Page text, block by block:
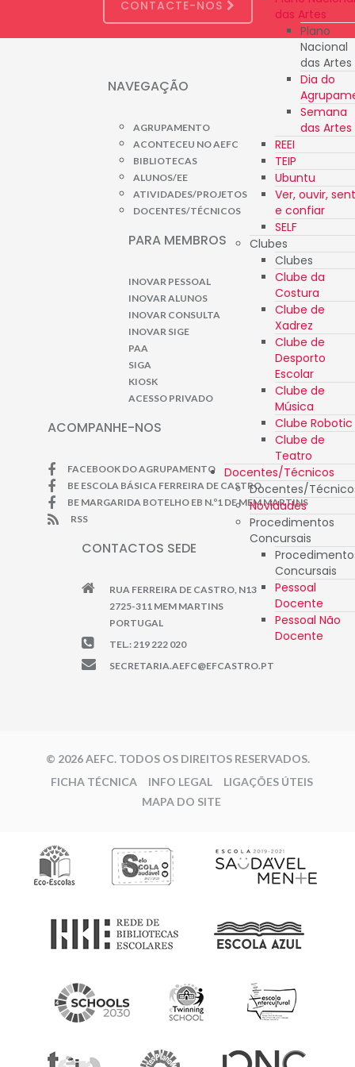
das Artes
Plano
Nacional
das Artes
Dia do
Semana
das Artes
REEI
TEIP
Ubuntu
Ver, ouvir,
e confiar
SELF
Clubes
Clubes
Clube da
Costura
Clube de
Xadrez
Clube de
Desporto
Escolar
Clube de
Música
Clube Robotic
Clube de
Teatro
Docentes/Técnicos
Docentes/
Novidades
Procedimentos
Concursais
Concursais
Pessoal
Docente
Pessoal Não
Docente
CONTACTE-NOS
NAVEGAÇÃO
AGRUPAMENTO
ACONTECEU NO AEFC
BIBLIOTECAS
ALUNOS/EE
ATIVIDADES/PROJETOS
DOCENTES/TÉCNICOS
PARA MEMBROS
INOVAR PESSOAL
INOVAR ALUNOS
INOVAR CONSULTA
INOVAR SIGE
PAA
SIGA
KIOSK
ACESSO PRIVADO
ACOMPANHE-NOS
FACEBOOK DO AGRUPAMENTO
BE ESCOLA BÁSICA FERREIRA DE CASTRO
BE MARGARIDA BOTELHO EB N.º1 DE MEM MARTINS
RSS
CONTACTOS SEDE
RUA FERREIRA DE CASTRO, N13
2725-311 MEM MARTINS
PORTUGAL
TEL.: 219 222 020
SECRETARIA.AEFC@EFCASTRO.PT
© 2026 AEFC. TODOS OS DIREITOS RESERVADOS.
FICHA TÉCNICA
INFO LEGAL
LIGAÇÕES ÚTEIS
MAPA DO SITE